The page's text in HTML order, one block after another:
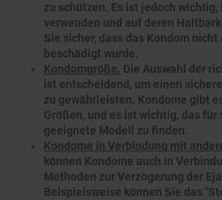
zu schützen. Es ist jedoch wichtig,
verwenden und auf deren
Sie sicher, dass das Kondom
beschädigt wurde.
Kondomgröße. Die Auswahl der
ist entscheidend, um einen
zu gewährleisten. Kondome gibt
Größen, und es ist wichtig, das für
geeignete Modell zu finden.
Kondome in Verbindung mit
können Kondome auch in
Methoden zur Verzögerung der
Beispielsweise können Sie das